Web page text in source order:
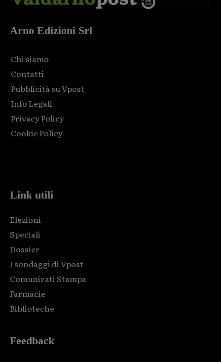
Arno Edizioni Srl
Chi siamo
Contatti
Pubblicità su Vpost
Info Legali
Privacy Policy
Cookie Policy
Link utili
Elezioni
Speciali
Dossier
I sondaggi di Vpost
Comunicati Stampa
Farmacie
Biblioteche
Feedback